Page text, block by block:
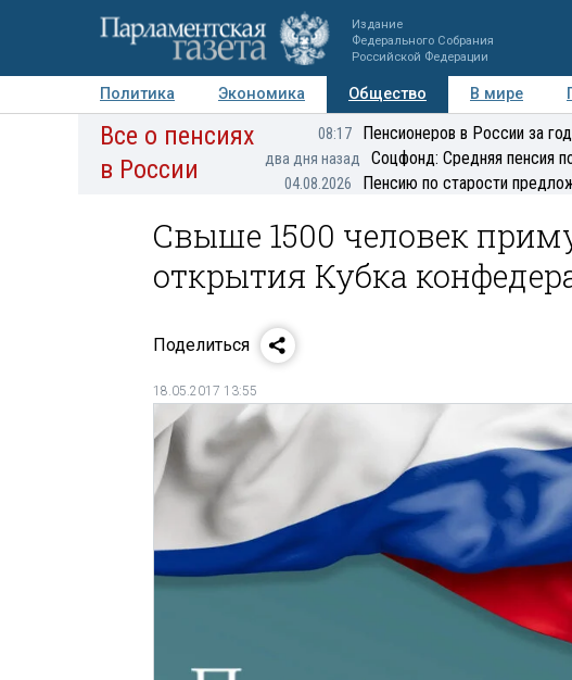
Издание
Федерального Собрания
Российской Федерации
Политика Экономика Общество В мире
Авторы Персоны Мнения Регионы
Все о пенсиях
в России
08:17 Пенсионеров в России за
два дня назад Соцфонд: Средняя пенсия
04.08.2026 Пенсию по старости
Свыше 1500 человек
открытия Кубка
Поделиться
18.05.2017 13:55